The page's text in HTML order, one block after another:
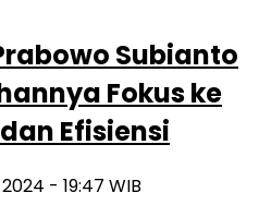
Subianto
Fokus ke
Efisiensi
- 19:47 WIB